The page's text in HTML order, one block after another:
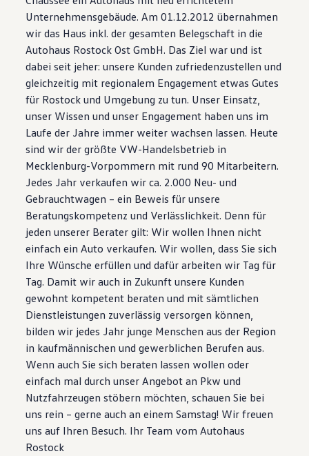
Magazin
Lifestyle
Transport
Familie
Elektromobilität
Volkswagen R
Pannen- und Unfallhilfe
Volkswagen Kundenbetreuung
Unternehmensgebäude. Am 01.12.2012 übernahmen
wir das Haus inkl. der gesamten Belegschaft in die
Autohaus Rostock Ost GmbH. Das Ziel war und ist
dabei seit jeher: unsere Kunden zufriedenzustellen und
gleichzeitig mit regionalem Engagement etwas Gutes
für Rostock und Umgebung zu tun. Unser Einsatz,
unser Wissen und unser Engagement haben uns im
Laufe der Jahre immer weiter wachsen lassen. Heute
sind wir der größte VW-Handelsbetrieb in
Mecklenburg-Vorpommern mit rund 90 Mitarbeitern.
Jedes Jahr verkaufen wir ca. 2.000 Neu- und
Gebrauchtwagen – ein Beweis für unsere
Beratungskompetenz und Verlässlichkeit. Denn für
jeden unserer Berater gilt: Wir wollen Ihnen nicht
einfach ein Auto verkaufen. Wir wollen, dass Sie sich
Ihre Wünsche erfüllen und dafür arbeiten wir Tag für
Tag. Damit wir auch in Zukunft unsere Kunden
gewohnt kompetent beraten und mit sämtlichen
Dienstleistungen zuverlässig versorgen können,
bilden wir jedes Jahr junge Menschen aus der Region
in kaufmännischen und gewerblichen Berufen aus.
Wenn auch Sie sich beraten lassen wollen oder
einfach mal durch unser Angebot an Pkw und
Nutzfahrzeugen stöbern möchten, schauen Sie bei
uns rein – gerne auch an einem Samstag! Wir freuen
uns auf Ihren Besuch. Ihr Team vom Autohaus
Rostock